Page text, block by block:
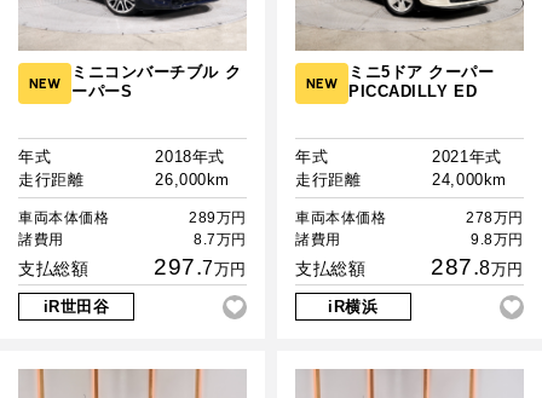
買取Q&A
iRで愛車を売却されたお客様の声
ローバーミニ買取査定依頼
最近の修理実績
MINI Blog スタッフブログ
User's Voice 購入者様の声
Movie 動画一覧
TOP
BMWミニナレッジ
ABOUT iR iRについて
会社概要
スタッフ紹介
MAP
RECRUIT
お知らせ プライバシーポリシー
お問い合わせ サイトマップ
NEW
ミニコンバーチブル ク
ーパーS
年式
2018年式
走行距離
26,000km
車両本体価格
289万円
諸費用
8.7万円
支払総額 297.7万円
iR世田谷
NEW
ミニ5ドア クーパー
PICCADILLY ED
年式
2021年式
走行距離
24,000km
車両本体価格
278万円
諸費用
9.8万円
支払総額 287.8万円
iR横浜